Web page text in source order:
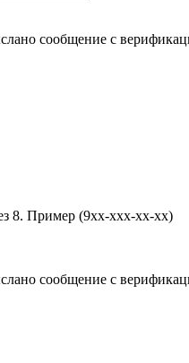
сообщение с
8. Пример (9хх-ххх-хх-хх)
сообщение с